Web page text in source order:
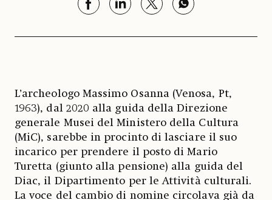
L’archeologo Massimo Osanna (Venosa, Pt,
1963), dal 2020 alla guida della Direzione
generale Musei del Ministero della Cultura
(MiC), sarebbe in procinto di lasciare il suo
incarico per prendere il posto di Mario
Turetta (giunto alla pensione) alla guida del
Diac, il Dipartimento per le Attività culturali.
La voce del cambio di nomine circolava già da